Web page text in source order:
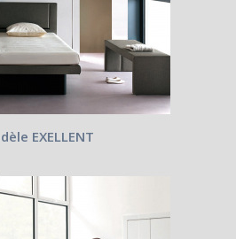
EXELLENT